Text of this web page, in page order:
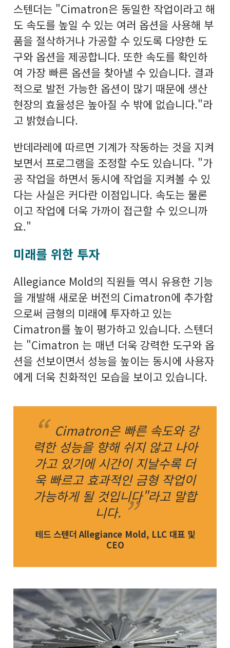
스텐더는 "Cimatron은 동일한 작업이라고 해
도 속도를 높일 수 있는 여러 옵션을 사용해 부
품을 절삭하거나 가공할 수 있도록 다양한 도
구와 옵션을 제공합니다. 또한 속도를 확인하
여 가장 빠른 옵션을 찾아낼 수 있습니다. 결과
적으로 발전 가능한 옵션이 많기 때문에 생산
현장의 효율성은 높아질 수 밖에 없습니다."라
고 밝혔습니다.
반데라레에 따르면 기계가 작동하는 것을 지켜
보면서 프로그램을 조정할 수도 있습니다. "가
공 작업을 하면서 동시에 작업을 지켜볼 수 있
다는 사실은 커다란 이점입니다. 속도는 물론
이고 작업에 더욱 가까이 접근할 수 있으니까
요."
미래를 위한 투자
Allegiance Mold의 직원들 역시 유용한 기능
을 개발해 새로운 버전의 Cimatron에 추가함
으로써 금형의 미래에 투자하고 있는
Cimatron를 높이 평가하고 있습니다. 스텐더
는 "Cimatron 는 매년 더욱 강력한 도구와 옵
션을 선보이면서 성능을 높이는 동시에 사용자
에게 더욱 친화적인 모습을 보이고 있습니다.
Cimatron은 빠른 속도와 강
력한 성능을 향해 쉬지 않고 나아
가고 있기에 시간이 지날수록 더
욱 빠르고 효과적인 금형 작업이
가능하게 될 것입니다"라고 말합
니다.
테드 스텐더 Allegiance Mold, LLC 대표 및
CEO